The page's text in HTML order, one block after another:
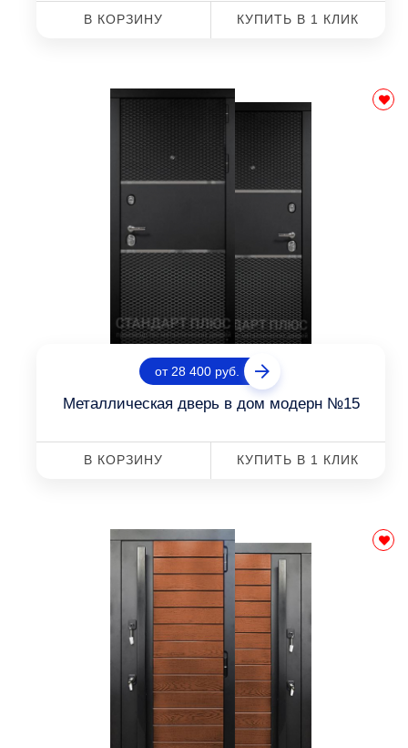
В КОРЗИНУ КУПИТЬ В 1 КЛИК
от 28 400 руб.
Металлическая дверь в дом модерн №15
В КОРЗИНУ КУПИТЬ В 1 КЛИК